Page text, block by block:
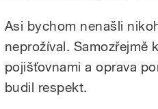
Asi bychom nenašli
neprožíval. Samozřejmě
pojišťovnami a oprava
budil respekt.